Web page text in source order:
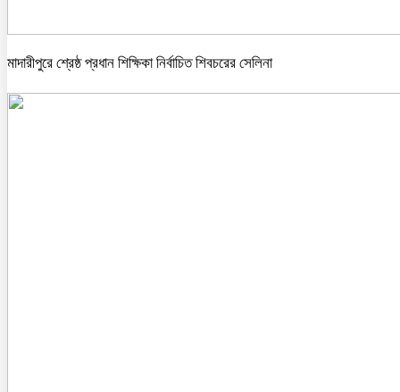
মাদারীপুরে শ্রেষ্ঠ প্রধান শিক্ষিকা নির্বাচিত শিবচরের সেলিনা